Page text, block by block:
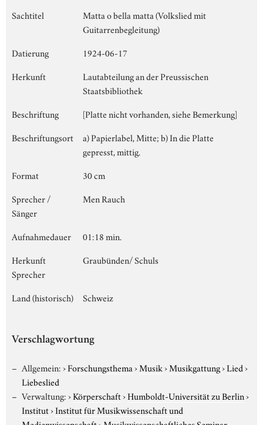
Sachtitel
Matta o bella matta (Volkslied mit
Guitarrenbegleitung)
Datierung
1924-06-17
Herkunft
Lautabteilung an der Preussischen
Staatsbibliothek
Beschriftung
[Platte nicht vorhanden, siehe Bemerkung]
Beschriftungsort
a) Papierlabel, Mitte; b) In die Platte
gepresst, mittig.
Format
30 cm
Sprecher /
Sänger
Men Rauch
Aufnahmedauer
01:18 min.
Herkunft
Sprecher
Graubünden/ Schuls
Land (historisch) Schweiz
Verschlagwortung
Allgemein:›Forschungsthema›Musik›Musikgattung›Lied›
Liebeslied
Verwaltung:›Körperschaft›Humboldt-Universität zu Berlin›
Institut›Institut für Musikwissenschaft und